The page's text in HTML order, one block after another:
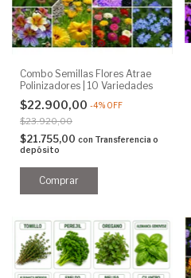
Combo Semillas Flores Atrae
Polinizadores | 10 Variedades
$22.900,00 -4% OFF
$23.920,00
$21.755,00 con Transferencia o
depósito